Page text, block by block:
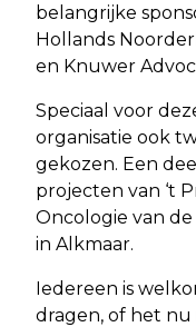
belangrijke
Hollands
en Knuwer
Speciaal voor
organisatie ook
gekozen. Een
projecten van ‘t
Oncologie van
in Alkmaar.
Iedereen is
dragen, of het nu